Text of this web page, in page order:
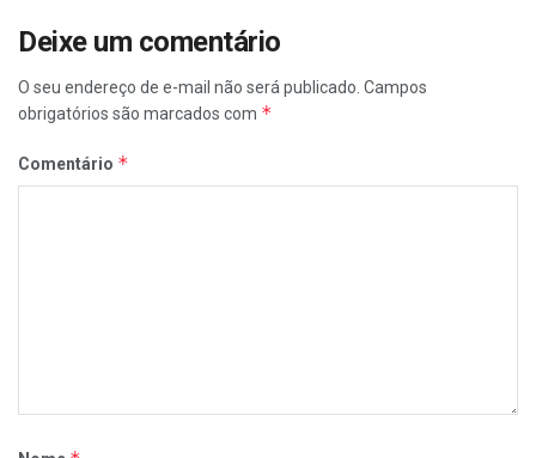
Deixe um comentário
O seu endereço de e-mail não será publicado. Campos
obrigatórios são marcados com *
Comentário *